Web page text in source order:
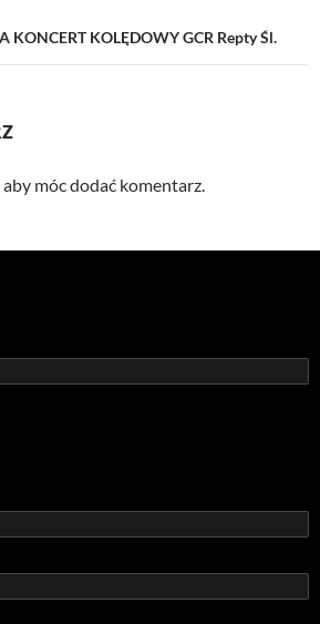
KONCERT KOLĘDOWY GCR Repty Śl.
aby móc dodać komentarz.